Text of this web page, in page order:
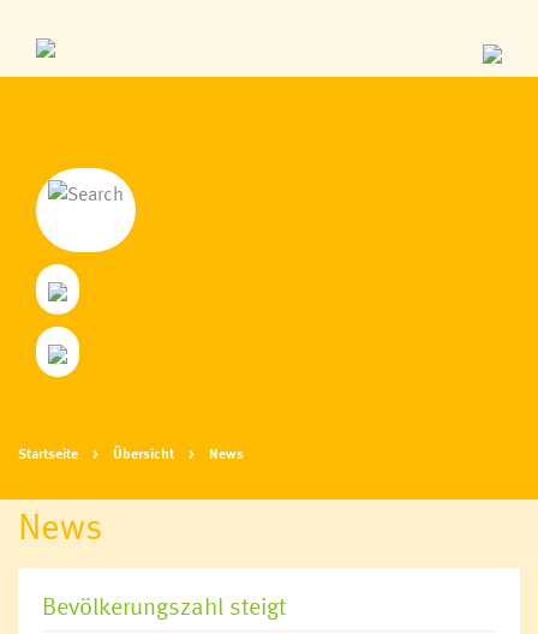
Startseite Übersicht News
News
Bevölkerungszahl steigt